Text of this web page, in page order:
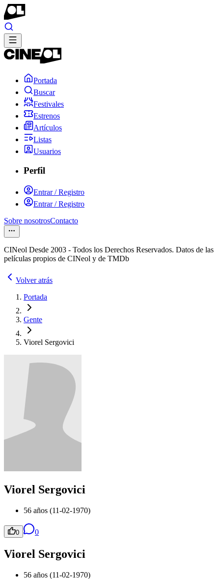
Portada
Buscar
Festivales
Estrenos
Artículos
Listas
Usuarios
Perfil
Entrar / Registro
Entrar / Registro
Sobre nosotrosContacto
CINeol Desde 2003 - Todos los Derechos Reservados. Datos de las
películas propios de CINeol y de TMDb
Volver atrás
Portada
Gente
Viorel Sergovici
Viorel Sergovici
56 años (11-02-1970)
0 0
Viorel Sergovici
56 años (11-02-1970)